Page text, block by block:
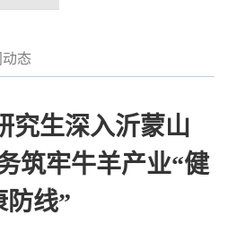
态
究生深入沂蒙山
筑牢牛羊产业“健
防线”